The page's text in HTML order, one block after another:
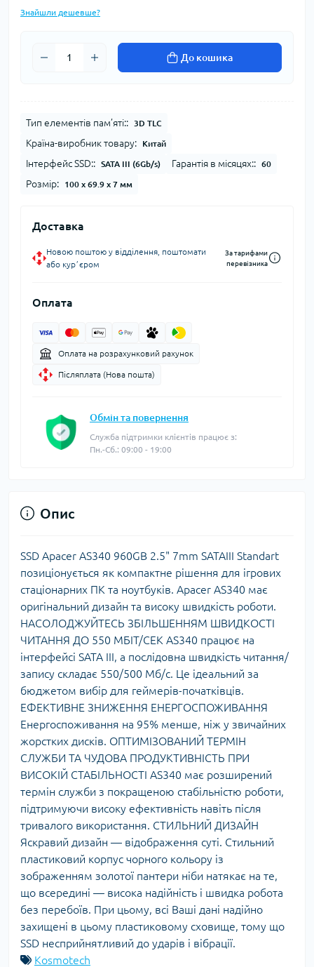
Знайшли дешевше?
До кошика
Тип елементів пам’яті:: 3D TLC
Країна-виробник товару: Китай
Інтерфейс SSD:: SATA III (6Gb/s) Гарантія в місяцях:: 60
Розмір: 100 x 69.9 x 7 мм
Доставка
Новою поштою у відділення, поштомати
або курʼєром
За тарифами
перевізника
Оплата
Оплата на розрахунковий рахунок
Післяплата (Нова пошта)
Обмін та повернення
Служба підтримки клієнтів працює з:
Пн.-Сб.: 09:00 - 19:00
Опис
SSD Apacer AS340 960GB 2.5" 7mm SATAIII Standart
позиціонується як компактне рішення для ігрових
стаціонарних ПК та ноутбуків. Apacer AS340 має
оригінальний дизайн та високу швидкість роботи.
НАСОЛОДЖУЙТЕСЬ ЗБІЛЬШЕННЯМ ШВИДКОСТІ
ЧИТАННЯ ДО 550 МБІТ/СЕК AS340 працює на
інтерфейсі SATA III, а послідовна швидкість читання/
запису складає 550/500 Мб/с. Це ідеальний за
бюджетом вибір для геймерів-початківців.
ЕФЕКТИВНЕ ЗНИЖЕННЯ ЕНЕРГОСПОЖИВАННЯ
Енергоспоживання на 95% менше, ніж у звичайних
жорстких дисків. ОПТИМІЗОВАНИЙ ТЕРМІН
СЛУЖБИ ТА ЧУДОВА ПРОДУКТИВНІСТЬ ПРИ
ВИСОКІЙ СТАБІЛЬНОСТІ AS340 має розширений
термін служби з покращеною стабільністю роботи,
підтримуючи високу ефективність навіть після
тривалого використання. СТИЛЬНИЙ ДИЗАЙН
Яскравий дизайн — відображення суті. Стильний
пластиковий корпус чорного кольору із
зображенням золотої пантери ніби натякає на те,
що всередині — висока надійність і швидка робота
без перебоїв. При цьому, всі Ваші дані надійно
захищені в цьому пластиковому сховище, тому що
SSD несприйнятливий до ударів і вібрації.
Kosmotech